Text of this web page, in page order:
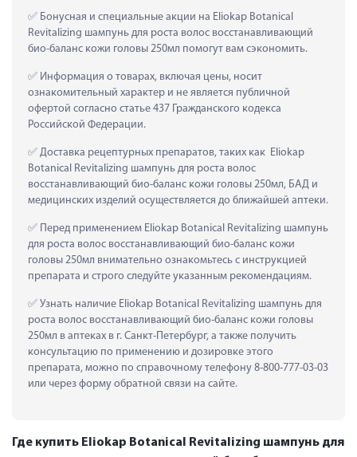
Бонусная и специальные акции на Eliokap Botanical
Revitalizing шампунь для роста волос восстанавливающий
био-баланс кожи головы 250мл помогут вам сэкономить.
Информация о товарах, включая цены, носит
ознакомительный характер и не является публичной
офертой согласно статье 437 Гражданского кодекса
Российской Федерации.
Доставка рецептурных препаратов, таких как  Eliokap
Botanical Revitalizing шампунь для роста волос
восстанавливающий био-баланс кожи головы 250мл, БАД и
медицинских изделий осуществляется до ближайшей аптеки.
Перед применением Eliokap Botanical Revitalizing шампунь
для роста волос восстанавливающий био-баланс кожи
головы 250мл внимательно ознакомьтесь с инструкцией
препарата и строго следуйте указанным рекомендациям.
Узнать наличие Eliokap Botanical Revitalizing шампунь для
роста волос восстанавливающий био-баланс кожи головы
250мл в аптеках в г. Санкт-Петербург, а также получить
консультацию по применению и дозировке этого
препарата, можно по справочному телефону 8-800-777-03-03
или через форму обратной связи на сайте.
Где купить Eliokap Botanical Revitalizing шампунь для